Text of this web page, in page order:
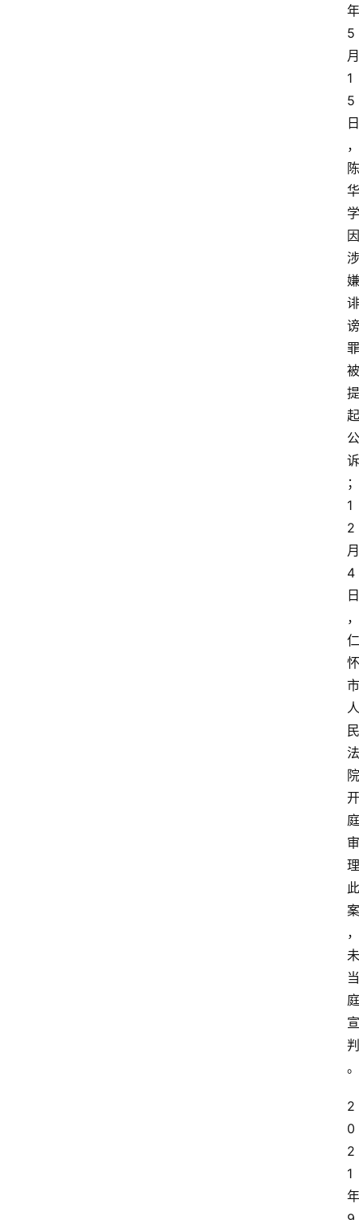
年
5
月
1
5
日
，
陈
华
学
因
涉
嫌
诽
谤
罪
被
提
起
公
诉
；
1
2
月
4
日
，
仁
怀
市
人
民
法
院
开
庭
审
理
此
案
，
未
当
庭
宣
判
。
2
0
2
1
年